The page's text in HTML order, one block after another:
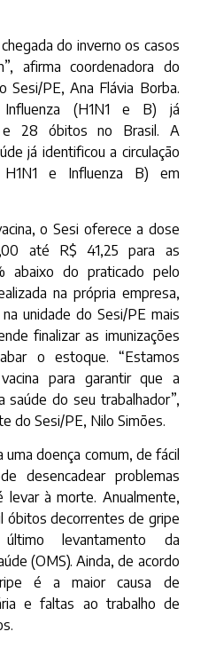
do inverno os casos
afirma coordenadora do
Sesi/PE, Ana Flávia Borba.
(H1N1 e B) já
e 28 óbitos no Brasil. A
já identificou a circulação
e Influenza B) em
o Sesi oferece a dose
até R$ 41,25 para as
abaixo do praticado pelo
na própria empresa,
unidade do Sesi/PE mais
finalizar as imunizações
o estoque. “Estamos
para garantir que a
saúde do seu trabalhador”,
do Sesi/PE, Nilo Simões.
doença comum, de fácil
desencadear problemas
à morte. Anualmente,
óbitos decorrentes de gripe
levantamento da
(OMS). Ainda, de acordo
é a maior causa de
e faltas ao trabalho de